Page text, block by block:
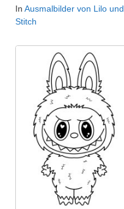
In Ausmalbilder von Lilo und
Stitch